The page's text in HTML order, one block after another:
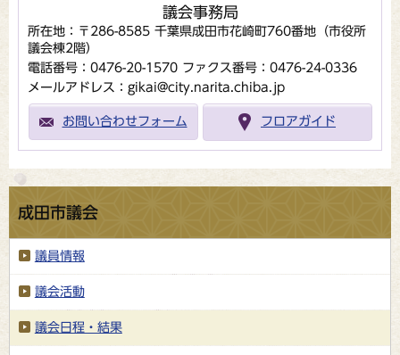
議会事務局
所在地：〒286-8585 千葉県成田市花崎町760番地（市役所
議会棟2階）
電話番号：0476-20-1570 ファクス番号：0476-24-0336
メールアドレス：gikai@city.narita.chiba.jp
お問い合わせフォーム フロアガイド
成田市議会
議員情報
議会活動
議会日程・結果